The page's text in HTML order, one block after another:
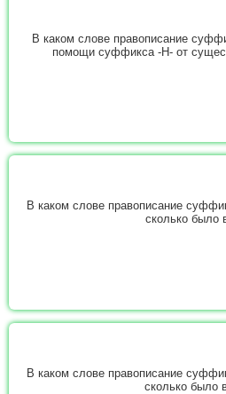
В каком слове правописание
помощи суффикса -Н- от
В каком слове правописание
сколько было
В каком слове правописание
сколько было